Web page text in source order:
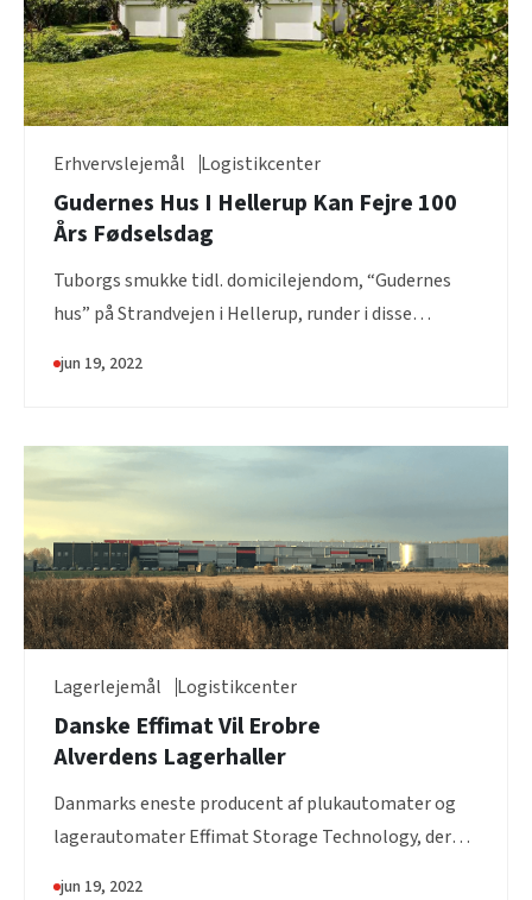
Erhvervslejemål Logistikcenter
Gudernes Hus I Hellerup Kan Fejre 100
Års Fødselsdag
Tuborgs smukke tidl. domicilejendom, “Gudernes
hus” på Strandvejen i Hellerup, runder i disse
jun 19, 2022
Lagerlejemål Logistikcenter
Danske Effimat Vil Erobre
Alverdens Lagerhaller
Danmarks eneste producent af plukautomater og
lagerautomater Effimat Storage Technology, der
jun 19, 2022